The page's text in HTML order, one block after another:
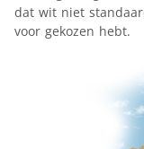
dat wit niet
voor gekozen hebt.